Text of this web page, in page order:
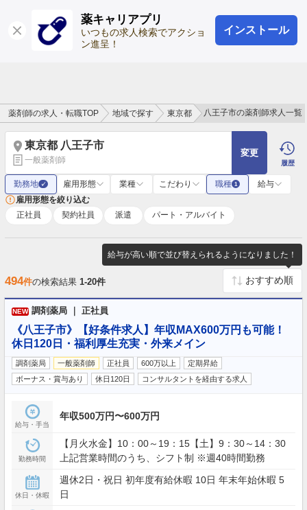
薬キャリアプリ
いつもの求人検索でアクショ
ン進呈！
インストール
ログイン 会員登録
薬剤師の求人・転職TOP 地域で探す 東京都 八王子市の薬剤師求人一覧
東京都 八王子市
一般薬剤師
変更
履歴
勤務地 ✓ 雇用形態 業種 こだわり 職種 1
給与
雇用形態を絞り込む
正社員
契約社員 派遣 パート・アルバイト
給与が高い順で並び替えられるようになりました！
494件の検索結果 1-20件
NEW 調剤薬局 ｜ 正社員
《八王子市》【好条件求人】年収MAX600万円も可能！
休日120日・福利厚生充実・外来メイン
調剤薬局 一般薬剤師 正社員 600万以上
定期昇給
ボーナス・賞与あり
休日120日 コンサルタントを経由する求人
給与・手当
年収500万円〜600万円
勤務時間
【月火水金】10：00～19：15【土】9：30～14：30
上記営業時間のうち、シフト制 ※週40時間勤務
休日・休暇
週休2日・祝日 初年度有給休暇 10日 年末年始休暇 5
日